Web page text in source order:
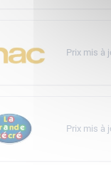
Prix mis à
Prix mis à